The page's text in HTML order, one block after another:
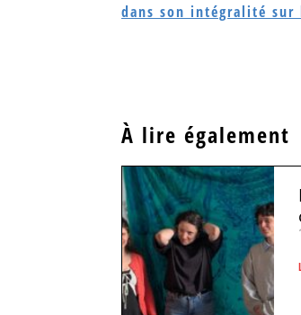
dans son intégralité
À lire également